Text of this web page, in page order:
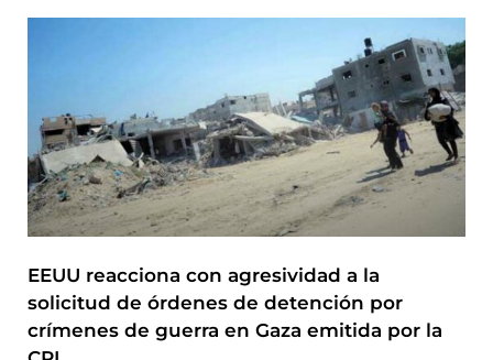
EEUU reacciona con agresividad a la
solicitud de órdenes de detención por
crímenes de guerra en Gaza emitida por la